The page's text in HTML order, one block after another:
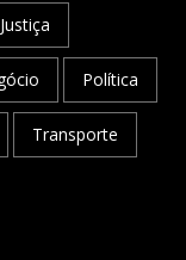
Justiça
Política
Transporte